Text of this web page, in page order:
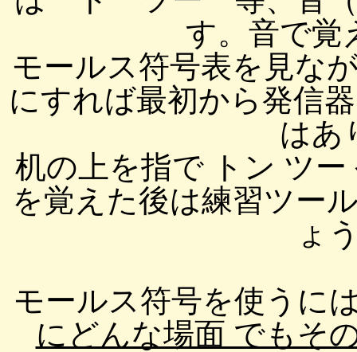
す。音で覚
モールス符号表を見な
にすれば最初から発信
はあ
机の上を指で トン ツ
を覚えた後は練習ツー
ょ
モールス符号を使うに
にどんな場面 でもそ